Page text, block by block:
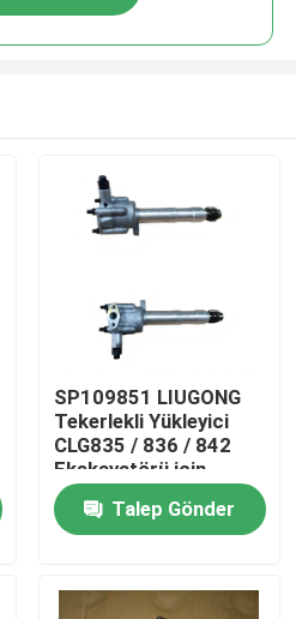
SP109851 LIUGONG
Tekerlekli Yükleyici
CLG835 / 836 / 842
Ekskavatörü için
Petrol Pompası
CLG920C / D / 922D /
925D
Talep Gönder